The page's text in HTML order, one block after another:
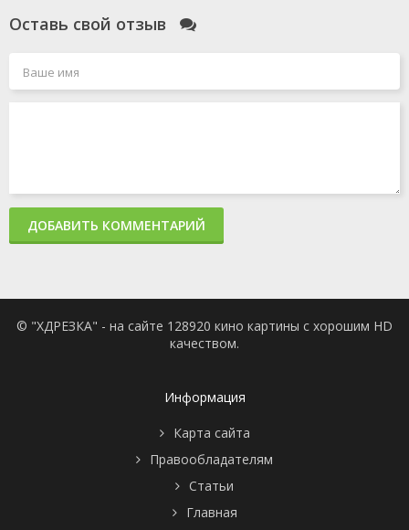
Оставь свой отзыв
ДОБАВИТЬ КОММЕНТАРИЙ
© "ХДРЕЗКА" - на сайте 128920 кино картины с хорошим HD
качеством.
Информация
Карта сайта
Правообладателям
Статьи
Главная